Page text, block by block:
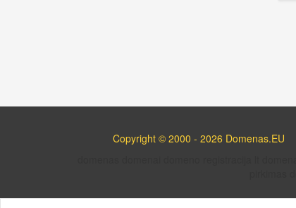
Copyright © 2000 - 2026 Domenas.EU